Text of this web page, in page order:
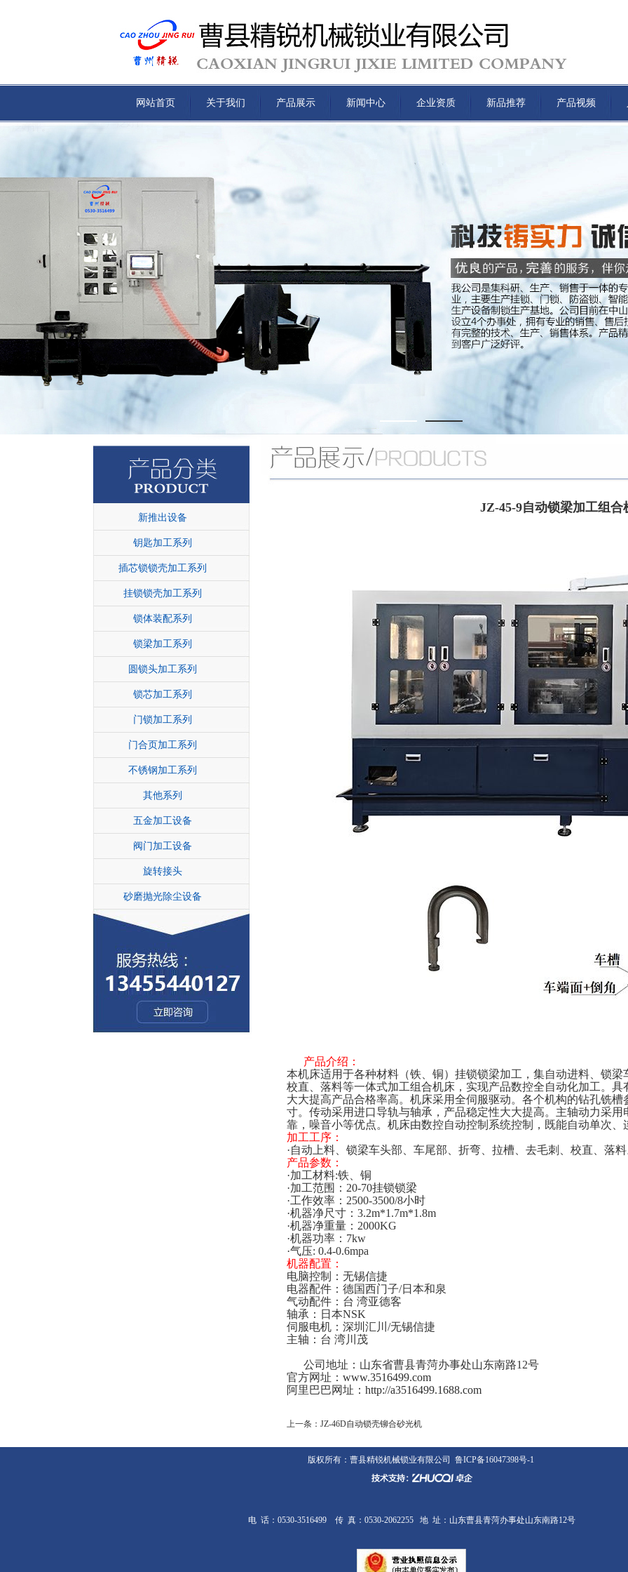
网站首页 关于我们 产品展示 新闻中心 企业资质 新品推荐 产品视频
新推出设备
钥匙加工系列
插芯锁锁壳加工系列
挂锁锁壳加工系列
锁体装配系列
锁梁加工系列
圆锁头加工系列
锁芯加工系列
门锁加工系列
门合页加工系列
不锈钢加工系列
其他系列
五金加工设备
阀门加工设备
旋转接头
砂磨抛光除尘设备
JZ-45-9自动锁梁加工组合
产品介绍：
本机床适用于各种材料（铁、铜）挂锁锁梁加工，集自动进料、锁
校直、落料等一体式加工组合机床，实现产品数控全自动化加工。
大大提高产品合格率高。机床采用全伺服驱动。各个机构的钻孔铣
寸。传动采用进口导轨与轴承，产品稳定性大大提高。主轴动力采
靠，噪音小等优点。机床由数控自动控制系统控制，既能自动单次、
加工工序：
·自动上料、锁梁车头部、车尾部、折弯、拉槽、去毛刺、校直、落
产品参数：
·加工材料:铁、铜
·加工范围：20-70挂锁锁梁
·工作效率：2500-3500/8小时
·机器净尺寸：3.2m*1.7m*1.8m
·机器净重量：2000KG
·机器功率：7kw
·气压: 0.4-0.6mpa
机器配置：
电脑控制：无锡信捷
电器配件：德国西门子/日本和泉
气动配件：台 湾亚德客
轴承：日本NSK
伺服电机：深圳汇川/无锡信捷
主轴：台 湾川茂
公司地址：山东省曹县青菏办事处山东南路12号
官方网址： www.3516499.com
阿里巴巴网址： http://a3516499.1688.com
上一条： JZ-46D自动锁壳铆合砂光机
版权所有：曹县精锐机械锁业有限公司 鲁ICP备16047398号-1
电 话：0530-3516499 传 真：0530-2062255 地 址：山东曹县青菏办事处山东南路12号